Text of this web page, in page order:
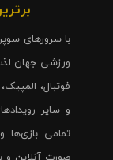
با سرورهای
ورزشی جهان
و سایر
تمامی بازی‌ها